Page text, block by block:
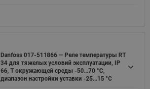
Danfoss 017-511866 — Реле температуры RT
34 для тяжелых условий эксплуатации, IP
66, T окружающей среды -50...70 °C,
диапазон настройки уставки -25...15 °C